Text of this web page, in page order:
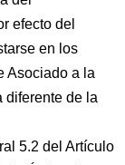
efecto del
en los
Asociado a la
diferente de la
5.2 del Artículo